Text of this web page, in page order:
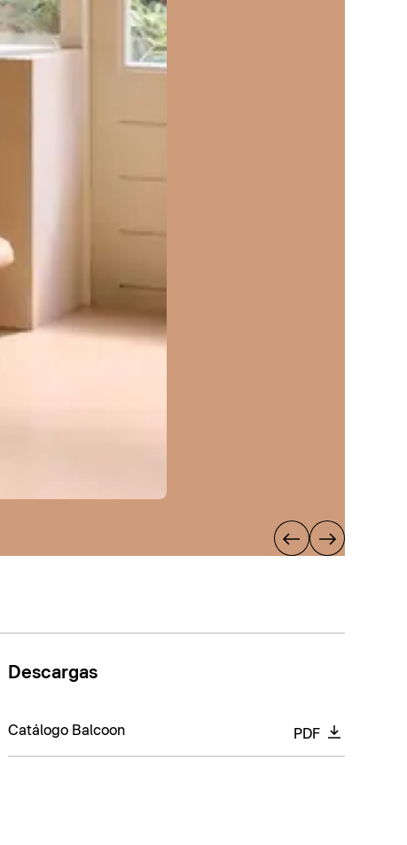
Descargas
Catálogo Balcoon PDF